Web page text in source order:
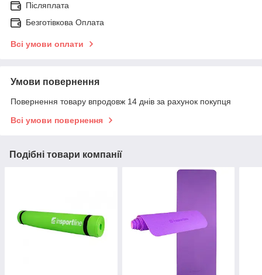
Післяплата
Безготівкова Оплата
Всі умови оплати
Умови повернення
Повернення товару впродовж 14 днів за рахунок покупця
Всі умови повернення
Подібні товари компанії